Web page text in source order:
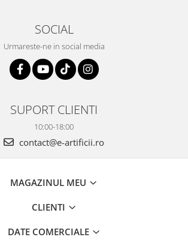
SOCIAL
Urmareste-ne in social media
SUPORT CLIENTI
10:00-18:00
contact@e-artificii.ro
MAGAZINUL MEU
CLIENTI
DATE COMERCIALE